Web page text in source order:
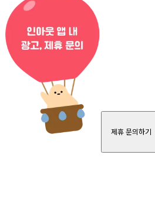
제휴 문의하기